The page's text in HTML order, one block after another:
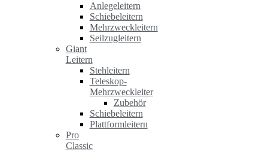
Anlegeleitern
Schiebeleitern
Mehrzweckleitern
Seilzugleitern
Giant
Leitern
Stehleitern
Teleskop-
Mehrzweckleiter
Zubehör
Schiebeleitern
Plattformleitern
Pro
Classic